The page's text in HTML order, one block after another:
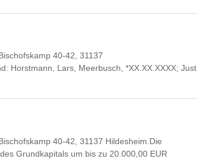
40-42, 31137
Horstmann, Lars, Meerbusch, *XX.XX.XXXX; Just,
40-42, 31137 Hildesheim.Die
Grundkapitals um bis zu 20.000,00 EUR